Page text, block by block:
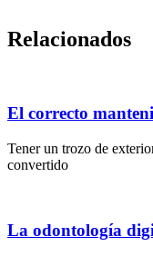
Relacionados
El correcto
Tener un trozo de
convertido
La odontología